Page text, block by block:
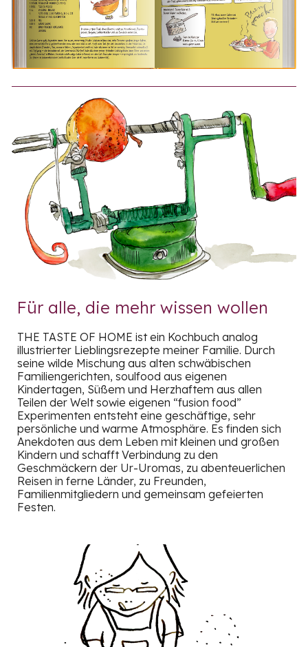
Für alle, die mehr wissen wollen
THE TASTE OF HOME ist ein Kochbuch analog
illustrierter Lieblingsrezepte meiner Familie. Durch
seine wilde Mischung aus alten schwäbischen
Familiengerichten, soulfood aus eigenen
Kindertagen, Süßem und Herzhaftem aus allen
Teilen der Welt sowie eigenen “fusion food”
Experimenten entsteht eine geschäftige, sehr
persönliche und warme Atmosphäre. Es finden sich
Anekdoten aus dem Leben mit kleinen und großen
Kindern und schafft Verbindung zu den
Geschmäckern der Ur-Uromas, zu abenteuerlichen
Reisen in ferne Länder, zu Freunden,
Familienmitgliedern und gemeinsam gefeierten
Festen.